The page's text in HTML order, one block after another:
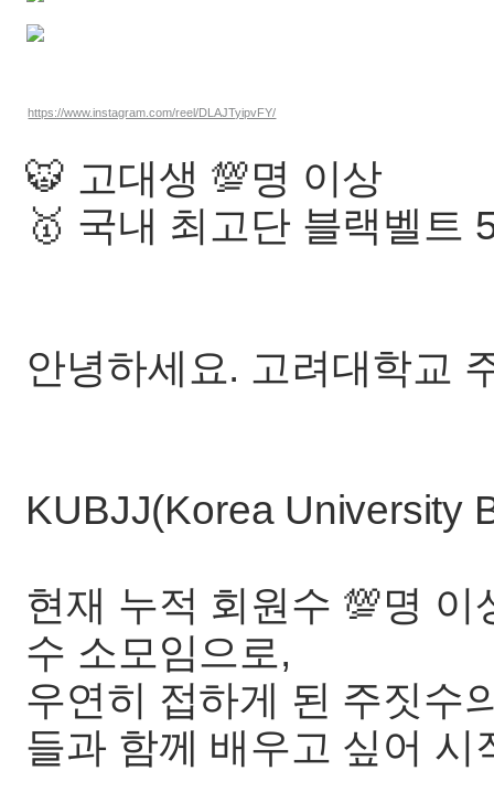
https://www.instagram.com/reel/DLAJTyipvFY/
🐯 고대생 💯명 이상
🥇 국내 최고단 블랙벨
안녕하세요. 고려대학교
KUBJJ(Korea University
현재 누적 회원수 💯명
수 소모임으로,
우연히 접하게 된 주짓수
들과 함께 배우고 싶어 시